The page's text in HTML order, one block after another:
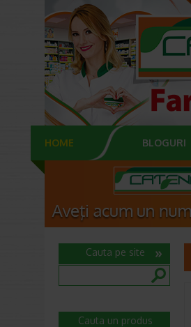
HOME BLOGURI
Cauta pe site
Cauta un produs